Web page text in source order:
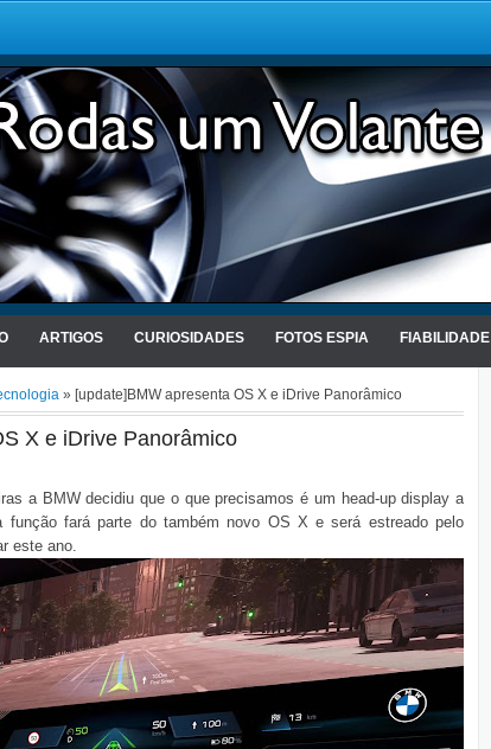
ARTIGOS CURIOSIDADES FOTOS ESPIA FIABILIDADE
» [update]BMW apresenta OS X e iDrive Panorâmico
X e iDrive Panorâmico
a BMW decidiu que o que precisamos é um head-up display a
função fará parte do também novo OS X e será estreado pelo
este ano.